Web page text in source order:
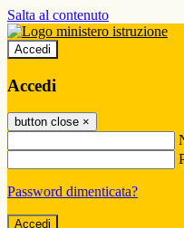
Salta al contenuto
Accedi
Accedi
button close ×
Password dimenticata?